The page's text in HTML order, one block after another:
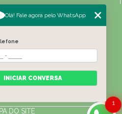
HOME
SOMOS
ATIVIDADES
CONTATO
DO SITE
1
Olá! Fale agora pelo WhatsApp
INICIAR CONVERSA